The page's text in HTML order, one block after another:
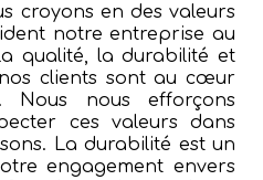
croyons en des valeurs
notre entreprise au
qualité, la durabilité et
clients sont au cœur
Nous nous efforçons
ces valeurs dans
La durabilité est un
engagement envers